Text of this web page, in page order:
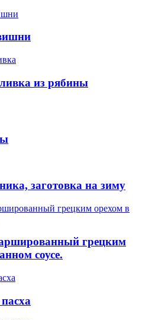
из рябины
заготовка на зиму
грецким
соусе.